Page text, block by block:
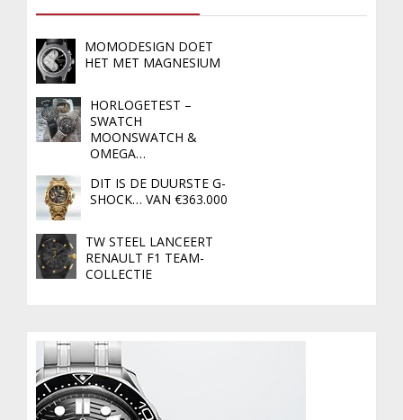
MOMODESIGN DOET
HET MET MAGNESIUM
HORLOGETEST –
SWATCH
MOONSWATCH &
OMEGA…
DIT IS DE DUURSTE G-
SHOCK… VAN €363.000
TW STEEL LANCEERT
RENAULT F1 TEAM-
COLLECTIE